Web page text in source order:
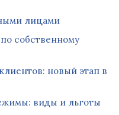
лицами
собственному
новый этап в
виды и льготы